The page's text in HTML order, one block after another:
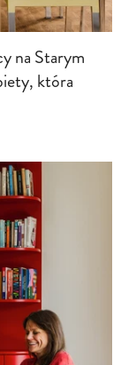
na Starym
która